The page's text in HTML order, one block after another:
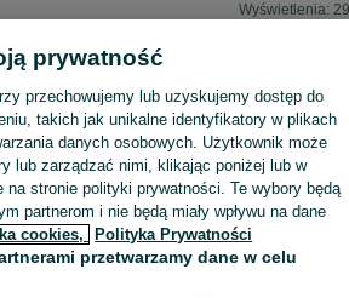
Wyświetlenia:
na OLX, aby skontaktować się z
prywatność
przechowujemy lub uzyskujemy dostęp do
takich jak unikalne identyfikatory w plikach
danych osobowych. Użytkownik może
lub zarządzać nimi, klikając poniżej lub w
na stronie polityki prywatności. Te wybory będą
partnerom i nie będą miały wpływu na dane
cookies, Polityka Prywatności
przetwarzamy dane w celu